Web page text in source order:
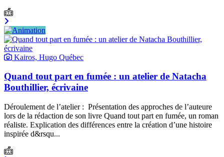
Kairos, Hugo Québec
Quand tout part en fumée : un atelier de Natacha
Bouthillier, écrivaine
Déroulement de l’atelier : Présentation des approches de l’auteure
lors de la rédaction de son livre Quand tout part en fumée, un roman
réaliste. Explication des différences entre la création d’une histoire
inspirée d&rsqu...